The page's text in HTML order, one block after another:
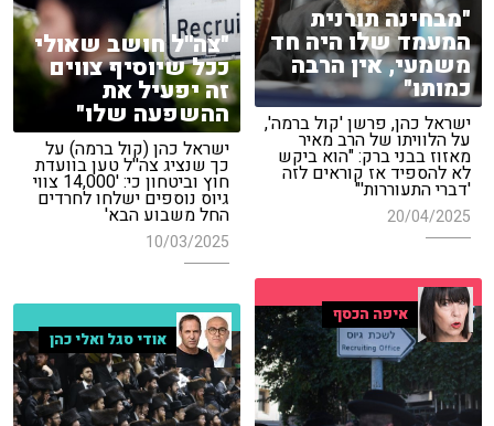
"מבחינה תורנית
המעמד שלו היה חד
משמעי, אין הרבה
כמותו"
ישראל כהן, פרשן 'קול ברמה',
על הלוויתו של הרב מאיר
מאזוז בבני ברק: "הוא ביקש
לא להספיד אז קוראים לזה
'דברי התעוררות'"
20/04/2025
"צה''ל חושב שאולי
ככל שיוסיף צווים
זה יפעיל את
ההשפעה שלו"
ישראל כהן (קול ברמה) על
כך שנציג צה''ל טען בוועדת
חוץ וביטחון כי: '14,000 צווי
גיוס נוספים ישלחו לחרדים
החל משבוע הבא'
10/03/2025
איפה הכסף
אודי סגל ואלי כהן